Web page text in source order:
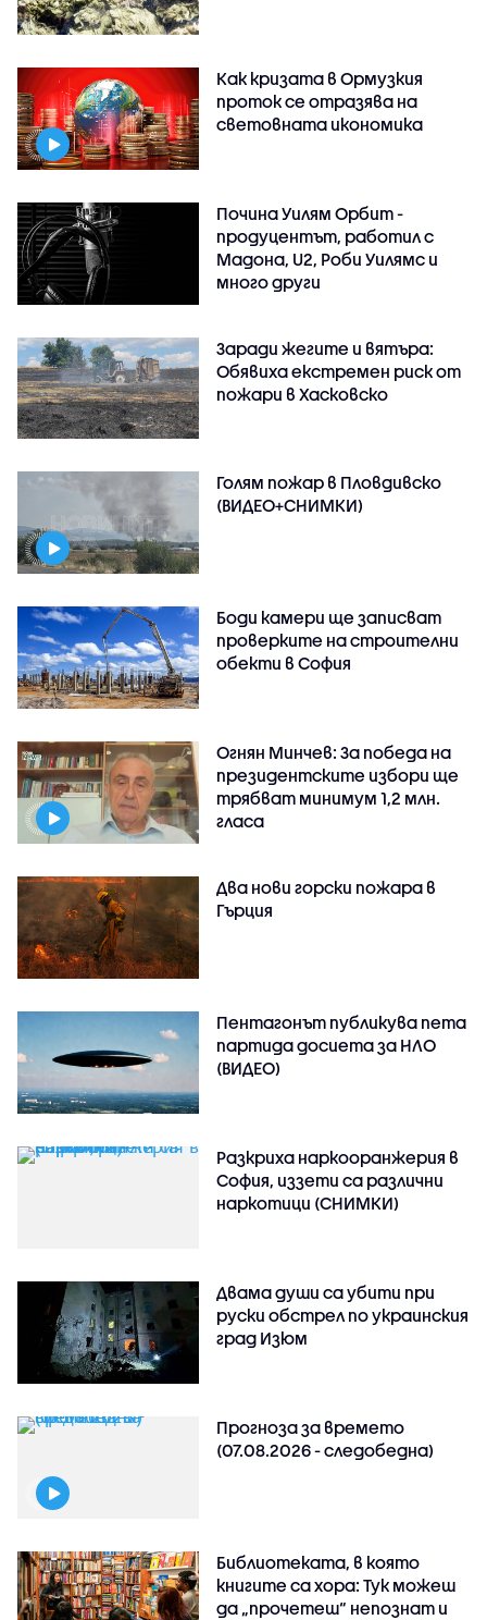
Как кризата в Ормузкия
проток се отразява на
световната икономика
Почина Уилям Орбит -
продуцентът, работил с
Мадона, U2, Роби Уилямс и
много други
Заради жегите и вятъра:
Обявиха екстремен риск от
пожари в Хасковско
Голям пожар в Пловдивско
(ВИДЕО+СНИМКИ)
Боди камери ще записват
проверките на строителни
обекти в София
Огнян Минчев: За победа на
президентските избори ще
трябват минимум 1,2 млн.
гласа
Два нови горски пожара в
Гърция
Пентагонът публикува пета
партида досиета за НЛО
(ВИДЕО)
Разкриха наркооранжерия в
София, иззети са различни
наркотици (СНИМКИ)
Двама души са убити при
руски обстрeл по украинския
град Изюм
Прогноза за времето
(07.08.2026 - следобедна)
Библиотеката, в която
книгите са хора: Тук можеш
да „прочетеш“ непознат и